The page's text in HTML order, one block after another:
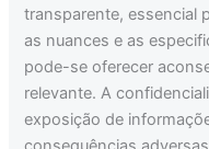
transparente, essencial
as nuances e as
pode-se oferecer
relevante. A
exposição de